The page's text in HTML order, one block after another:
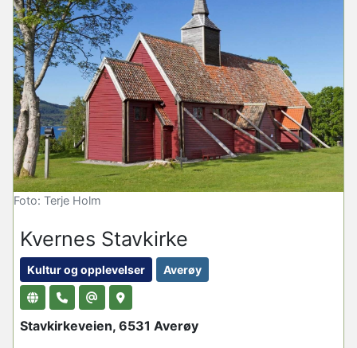
Foto: Terje Holm
Kvernes Stavkirke
Kultur og opplevelser Averøy
Stavkirkeveien, 6531 Averøy